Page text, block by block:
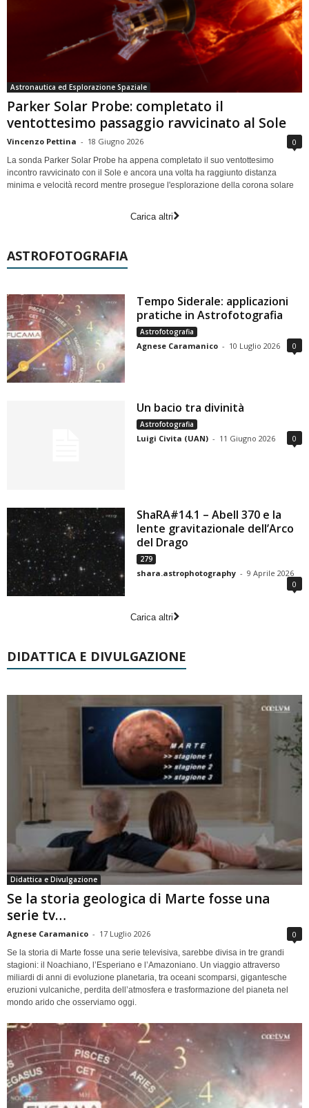
Astronautica ed Esplorazione Spaziale
Parker Solar Probe: completato il
ventottesimo passaggio ravvicinato al Sole
Vincenzo Pettina - 18 Giugno 2026 0
La sonda Parker Solar Probe ha appena completato il suo ventottesimo
incontro ravvicinato con il Sole e ancora una volta ha raggiunto distanza
minima e velocità record mentre prosegue l'esplorazione della corona solare
Carica altri
ASTROFOTOGRAFIA
Tempo Siderale: applicazioni
pratiche in Astrofotografia
Astrofotografia
Agnese Caramanico - 10 Luglio 2026 0
Un bacio tra divinità
Astrofotografia
Luigi Civita (UAN) - 11 Giugno 2026 0
ShaRA#14.1 – Abell 370 e la
lente gravitazionale dell’Arco
del Drago
279
shara.astrophotography - 9 Aprile 2026
0
Carica altri
DIDATTICA E DIVULGAZIONE
Didattica e Divulgazione
Se la storia geologica di Marte fosse una
serie tv…
Agnese Caramanico - 17 Luglio 2026 0
Se la storia di Marte fosse una serie televisiva, sarebbe divisa in tre grandi
stagioni: il Noachiano, l’Esperiano e l’Amazoniano. Un viaggio attraverso
miliardi di anni di evoluzione planetaria, tra oceani scomparsi, gigantesche
eruzioni vulcaniche, perdita dell’atmosfera e trasformazione del pianeta nel
mondo arido che osserviamo oggi.